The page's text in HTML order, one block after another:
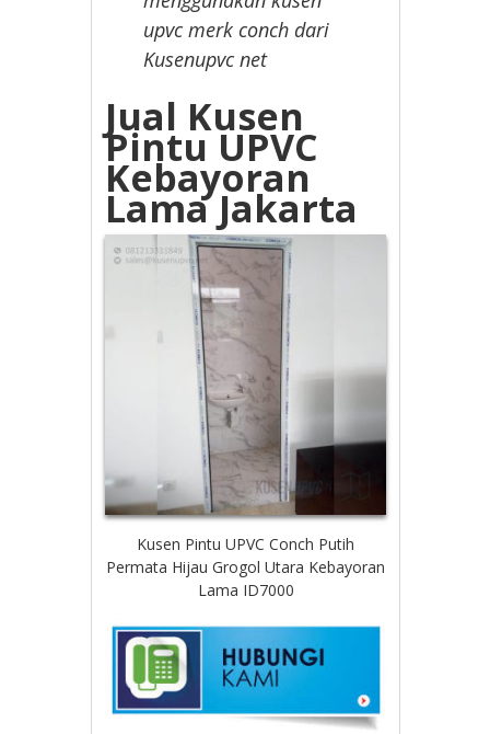
upvc merk conch dari
Kusenupvc net
Jual Kusen
Pintu UPVC
Kebayoran
Lama Jakarta
Kusen Pintu UPVC Conch Putih
Permata Hijau Grogol Utara Kebayoran
Lama ID7000